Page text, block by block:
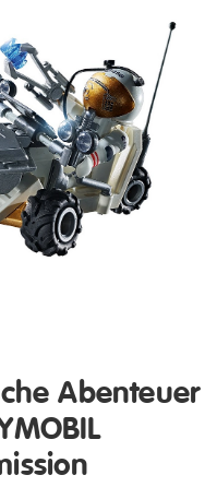
Abenteuer